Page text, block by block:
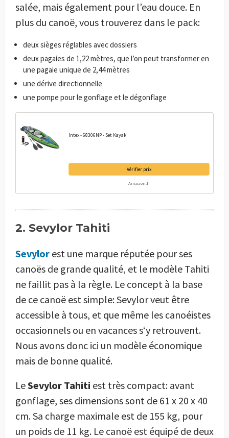
salée, mais également pour l’eau douce. En
plus du canoë, vous trouverez dans le pack:
deux sièges réglables avec dossiers
deux pagaies de 1,22 mètres, que l’on peut transformer en
une pagaie unique de 2,44 mètres
une dérive directionnelle
une pompe pour le gonflage et le dégonflage
Intex - 68306NP - Set Kayak
Vérifier prix
Amazon.fr
2. Sevylor Tahiti
Sevylor est une marque réputée pour ses
canoës de grande qualité, et le modèle Tahiti
ne faillit pas à la règle. Le concept à la base
de ce canoë est simple: Sevylor veut être
accessible à tous, et que même les canoéistes
occasionnels ou en vacances s‘y retrouvent.
Nous avons donc ici un modèle économique
mais de bonne qualité.
LeSevylor Tahiti est très compact: avant
gonflage, ses dimensions sont de 61 x 20 x 40
cm. Sa charge maximale est de 155 kg, pour
un poids de 11 kg. Le canoë est équipé de deux